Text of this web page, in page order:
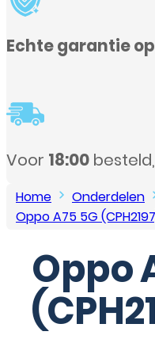
verstuurd
Home Onderdelen
Oppo A75 5G
Oppo